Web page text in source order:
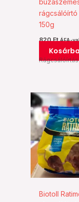
150g
820Ft ÁFA-
Kosárba
Rágcsálóírtás
Biotoll